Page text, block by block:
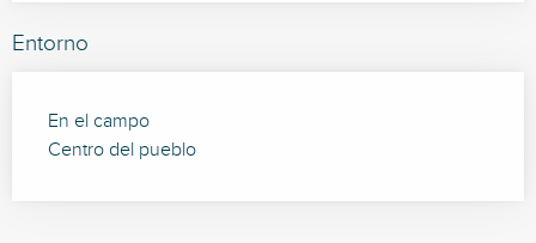
Entorno
En el campo
Centro del pueblo